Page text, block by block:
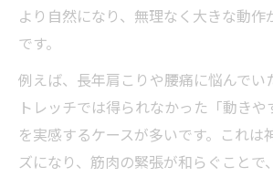
より自然になり、無理なく大きな動作
です。
例えば、長年肩こりや腰痛に悩んでい
トレッチでは得られなかった「動きや
を実感するケースが多いです。これは
ズになり、筋肉の緊張が和らぐことで